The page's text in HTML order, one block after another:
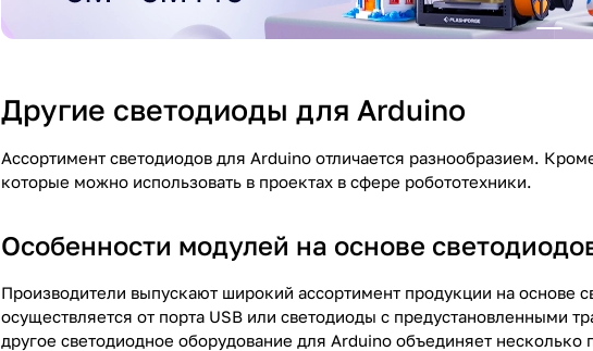
Другие светодиоды для Arduino
Ассортимент светодиодов для Arduino отличается разнообразием.
которые можно использовать в проектах в сфере робототехники.
Особенности модулей на основе
Производители выпускают широкий ассортимент продукции на основе
осуществляется от порта USB или светодиоды с предустановленными
другое светодиодное оборудование для Arduino объединяет несколько